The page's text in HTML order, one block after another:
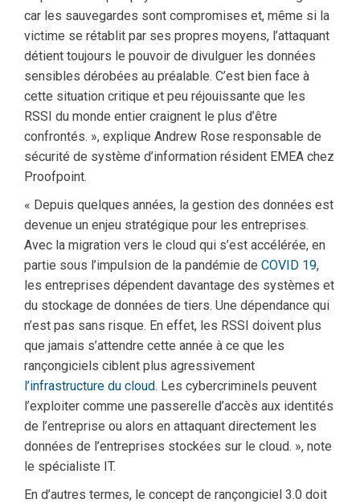
car les sauvegardes sont compromises et, même si la
victime se rétablit par ses propres moyens, l’attaquant
détient toujours le pouvoir de divulguer les données
sensibles dérobées au préalable. C’est bien face à
cette situation critique et peu réjouissante que les
RSSI du monde entier craignent le plus d’être
confrontés. », explique Andrew Rose responsable de
sécurité de système d’information résident EMEA chez
Proofpoint.
« Depuis quelques années, la gestion des données est
devenue un enjeu stratégique pour les entreprises.
Avec la migration vers le cloud qui s’est accélérée, en
partie sous l’impulsion de la pandémie de COVID 19,
les entreprises dépendent davantage des systèmes et
du stockage de données de tiers. Une dépendance qui
n’est pas sans risque. En effet, les RSSI doivent plus
que jamais s’attendre cette année à ce que les
rançongiciels ciblent plus agressivement
l’infrastructure du cloud. Les cybercriminels peuvent
l’exploiter comme une passerelle d’accès aux identités
de l’entreprise ou alors en attaquant directement les
données de l’entreprises stockées sur le cloud. », note
le spécialiste IT.
En d’autres termes, le concept de rançongiciel 3.0 doit